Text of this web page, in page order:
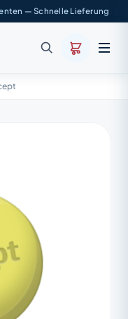
— Schnelle Lieferung